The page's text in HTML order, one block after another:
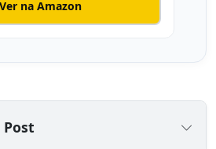
Ver na Amazon